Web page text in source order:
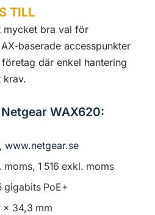
TILL
mycket bra val för
baserade accesspunkter
där enkel hantering
krav.
Netgear WAX620:
www.netgear.se
moms, 1 516 exkl. moms
gigabits PoE+
x 34,3 mm